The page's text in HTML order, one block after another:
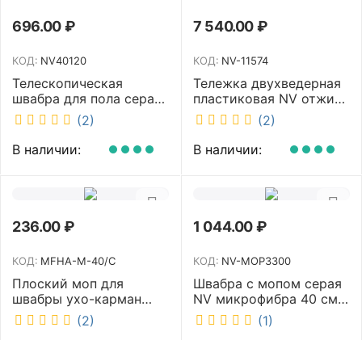
696.00₽
КОД: NV40120
Телескопическая
швабра для пола серая
NV микрофибра 42 см
NV40120
(2)
В наличии:
7 540.00₽
КОД: NV-11574
Тележка двухведерная
пластиковая NV отжим
2х23л NV-11574
(2)
В наличии:
236.00₽
КОД: MFHA-M-40/C
Плоский моп для
швабры ухо-карман
белый 40 см NV MFHA-
M-40/C
(2)
1 044.00₽
КОД: NV-MOP3300
Швабра с мопом серая
NV микрофибра 40 см
NV-MOP3300
(1)